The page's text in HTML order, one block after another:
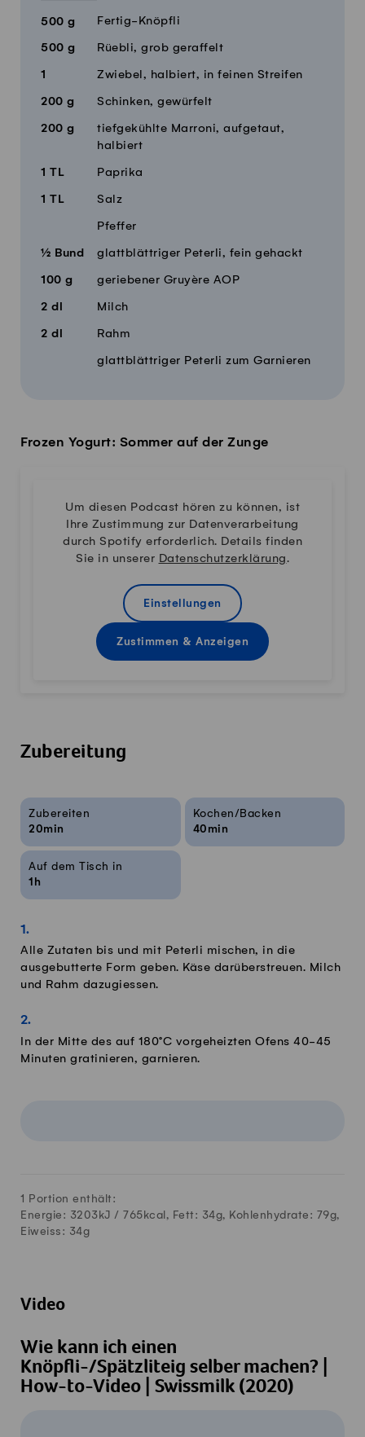
500 g Fertig-Knöpfli
500 g Rüebli, grob geraffelt
1 Zwiebel, halbiert, in feinen Streifen
200 g Schinken, gewürfelt
200 g
tiefgekühlte Marroni, aufgetaut,
halbiert
1 TL Paprika
1 TL Salz
Pfeffer
½ Bund glattblättriger Peterli, fein gehackt
100 g geriebener Gruyère AOP
2 dl Milch
2 dl Rahm
glattblättriger Peterli zum Garnieren
Frozen Yogurt: Sommer auf der Zunge
Um diesen Podcast hören zu können, ist
Ihre Zustimmung zur Datenverarbeitung
durch Spotify erforderlich. Details finden
Sie in unserer Datenschutzerklärung.
Einstellungen
Zustimmen & Anzeigen
Zubereitung
Rezeptinfos
Zubereiten
20min
Kochen/Backen
40min
Auf dem Tisch in
1h
Alle Zutaten bis und mit Peterli mischen, in die
ausgebutterte Form geben. Käse darüberstreuen. Milch
und Rahm dazugiessen.
In der Mitte des auf 180°C vorgeheizten Ofens 40-45
Minuten gratinieren, garnieren.
1 Portion enthält:
Energie: 3203kJ / 765kcal, Fett: 34g, Kohlenhydrate: 79g,
Eiweiss: 34g
Video
Wie kann ich einen
Knöpfli-/Spätzliteig selber machen? |
How-to-Video | Swissmilk (2020)